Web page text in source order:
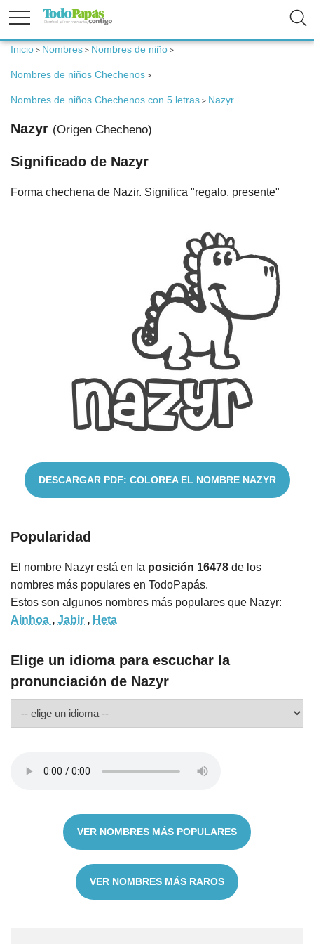
Fertilidad
Embarazo
Bebé
Inicio > Nombres > Nombres de niño >
Nombres de niños Chechenos >
Nombres de niños Chechenos con 5 letras > Nazyr
Nazyr (Origen Checheno)
Significado de Nazyr
Forma chechena de Nazir. Significa "regalo, presente"
DESCARGAR PDF: COLOREA EL NOMBRE NAZYR
Popularidad
El nombre Nazyr está en la posición 16478 de los
nombres más populares en TodoPapás.
Estos son algunos nombres más populares que Nazyr:
Ainhoa , Jabir , Heta
Elige un idioma para escuchar la
pronunciación de Nazyr
VER NOMBRES MÁS POPULARES
VER NOMBRES MÁS RAROS